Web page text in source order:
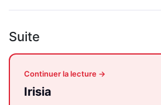
Suite
Continuer la lecture →
Irisia